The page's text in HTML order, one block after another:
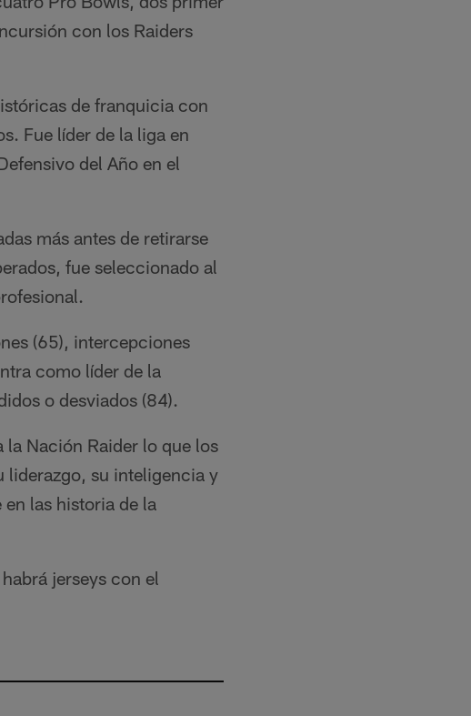
con los Raiders
de franquicia con
Fue líder de la liga en
del Año en el
más antes de retirarse
fue seleccionado al
(65), intercepciones
como líder de la
o desviados (84).
la Nación Raider lo que los
liderazgo, su inteligencia y
las historia de la
jerseys con el